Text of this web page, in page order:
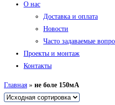
О нас
Доставка и оплата
Новости
Часто задаваемые
Проекты и монтаж
Контакты
Главная » не боле 150мА